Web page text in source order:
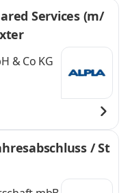
Services (m/
& Co KG
/ St